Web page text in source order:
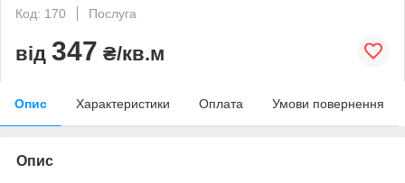
Код: 170 Послуга
від 347 ₴/кв.м
Опис Характеристики Оплата Умови повернення
Опис